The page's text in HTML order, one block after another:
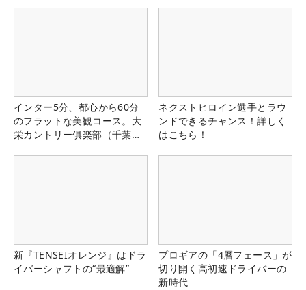
インター5分、都心から60分
のフラットな美観コース。大
栄カントリー俱楽部（千葉
ネクストヒロイン選手とラウ
ンドできるチャンス！詳しく
はこちら！
新『TENSEIオレンジ』はドラ
イバーシャフトの“最適解”
プロギアの「4層フェース」が
切り開く高初速ドライバーの
新時代